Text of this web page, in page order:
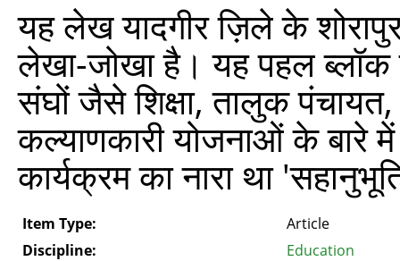
यह लेख यादगीर ज़िले के
लेखा-जोखा है। यह पहल ब्लॉक
संघों जैसे शिक्षा, तालुक
कल्याणकारी योजनाओं के बारे
कार्यक्रम का नारा था
Item Type:
Article
Discipline:
Education